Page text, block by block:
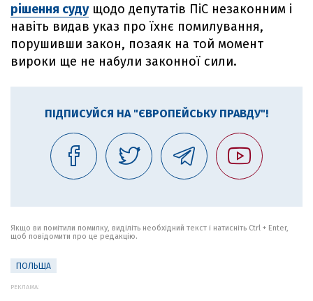
рішення судущодо депутатів ПіС незаконним і
навіть видав указ про їхнє помилування,
порушивши закон, позаяк на той момент
вироки ще не набули законної сили.
ПІДПИСУЙСЯ НА "ЄВРОПЕЙСЬКУ ПРАВДУ"!
Якщо ви помітили помилку, виділіть необхідний текст і натисніть Ctrl + Enter,
щоб повідомити про це редакцію.
ПОЛЬЩА
РЕКЛАМА: